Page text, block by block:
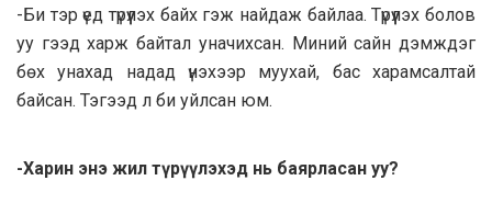
-Би тэр үед түрүүлэх байх гэж найдаж байлаа. Түрүүлэх болов
уу гээд харж байтал уначихсан. Миний сайн дэмждэг
бөх унахад надад үнэхээр муухай, бас харамсалтай
байсан. Тэгээд л би уйлсан юм.
-Харин энэ жил түрүүлэхэд нь баярласан уу?